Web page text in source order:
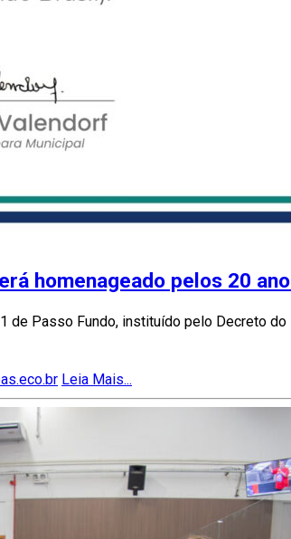
homenageado pelos 20
de Passo Fundo, instituído pelo Decreto
Leia Mais...